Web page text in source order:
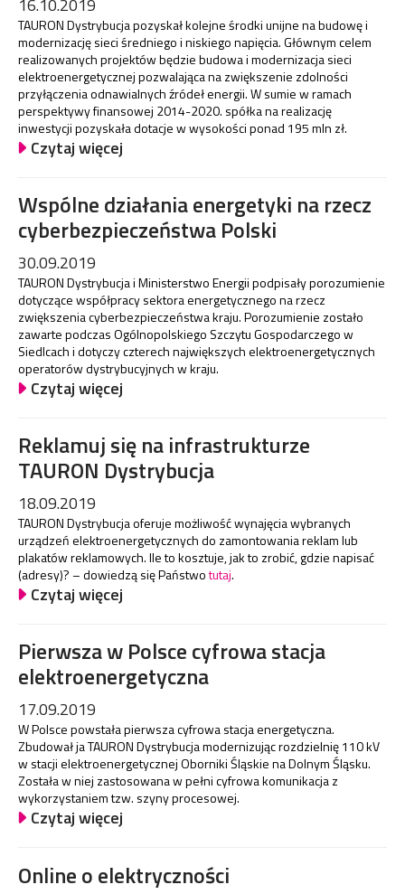
TAURON Dystrybucja pozyskał kolejne środki unijne na budowę i
modernizację sieci średniego i niskiego napięcia. Głównym celem
realizowanych projektów będzie budowa i modernizacja sieci
elektroenergetycznej pozwalająca na zwiększenie zdolności
przyłączenia odnawialnych źródeł energii. W sumie w ramach
perspektywy finansowej 2014-2020. spółka na realizację
inwestycji pozyskała dotacje w wysokości ponad 195 mln zł.
Czytaj więcej
Wspólne działania energetyki na rzecz
cyberbezpieczeństwa Polski
30.09.2019
TAURON Dystrybucja i Ministerstwo Energii podpisały porozumienie
dotyczące współpracy sektora energetycznego na rzecz
zwiększenia cyberbezpieczeństwa kraju. Porozumienie zostało
zawarte podczas Ogólnopolskiego Szczytu Gospodarczego w
Siedlcach i dotyczy czterech największych elektroenergetycznych
operatorów dystrybucyjnych w kraju.
Czytaj więcej
Reklamuj się na infrastrukturze
TAURON Dystrybucja
18.09.2019
TAURON Dystrybucja oferuje możliwość wynajęcia wybranych
urządzeń elektroenergetycznych do zamontowania reklam lub
plakatów reklamowych. Ile to kosztuje, jak to zrobić, gdzie napisać
(adresy)? – dowiedzą się Państwotutaj.
Czytaj więcej
Pierwsza w Polsce cyfrowa stacja
elektroenergetyczna
17.09.2019
W Polsce powstała pierwsza cyfrowa stacja energetyczna.
Zbudował ja TAURON Dystrybucja modernizując rozdzielnię 110 kV
w stacji elektroenergetycznej Oborniki Śląskie na Dolnym Śląsku.
Została w niej zastosowana w pełni cyfrowa komunikacja z
wykorzystaniem tzw. szyny procesowej.
Czytaj więcej
Online o elektryczności